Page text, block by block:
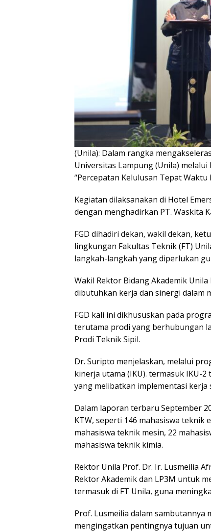
(Unila): Dalam rangka
Universitas Lampung (Unila)
“Percepatan Kelulusan Tepat
Kegiatan dilaksanakan di Hotel
dengan menghadirkan PT. Waskita
FGD dihadiri dekan, wakil dekan,
lingkungan Fakultas Teknik (FT)
langkah-langkah yang diperlukan
Wakil Rektor Bidang Akademik Unila
dibutuhkan kerja dan sinergi dalam
FGD kali ini dikhususkan pada
terutama prodi yang berhubungan
Prodi Teknik Sipil.
Dr. Suripto menjelaskan, melalui
kinerja utama (IKU). termasuk IKU-
yang melibatkan implementasi kerja
Dalam laporan terbaru September
KTW, seperti 146 mahasiswa teknik
mahasiswa teknik mesin, 22
mahasiswa teknik kimia.
Rektor Unila Prof. Dr. Ir. Lusmeilia
Rektor Akademik dan LP3M untuk
termasuk di FT Unila, guna
Prof. Lusmeilia dalam sambutannya
mengingatkan pentingnya tujuan